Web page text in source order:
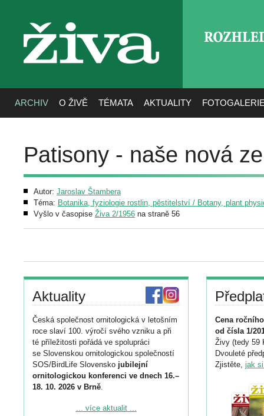
živa
ARCHIV O ŽIVĚ TÉMATA AKTUALITY
Patisony - naše nová
Autor: Jaroslav Štambera
Téma: Botanika, fyziologie rostlin, pěstitelství / Botany, plant
Vyšlo v časopise Živa 2/1956 na straně 56
Aktuality
Česká společnost ornitologická v letošním
roce slaví 100. výročí svého vzniku a při
té příležitosti pořádá ve spolupráci
se Slovenskou ornitologickou společností
SOS/BirdLife Slovensko jubilejní
ornitologickou konferenci ve dnech 16.–
18. 10. 2026 v Brně.
Podrobnější informace ke konferenci
... více aktualit ...
Cena
od čísla 1/
Živy (tedy 59
Dvouleté
Zjistěte, jak